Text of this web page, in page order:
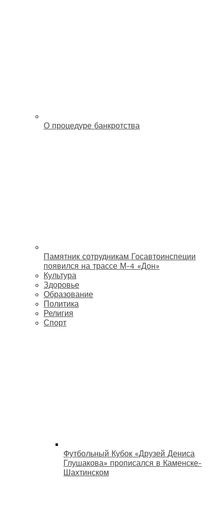
О процедуре банкротства
Памятник сотрудникам Госавтоинспеции
появился на трассе М-4 «Дон»
Культура
Здоровье
Образование
Политика
Религия
Спорт
Футбольный Кубок «Друзей Дениса
Глушакова» прописался в Каменске-
Шахтинском